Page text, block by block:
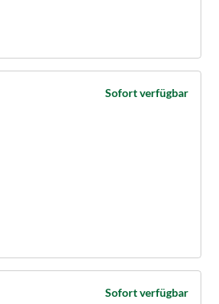
Sofort verfügbar
Sofort verfügbar